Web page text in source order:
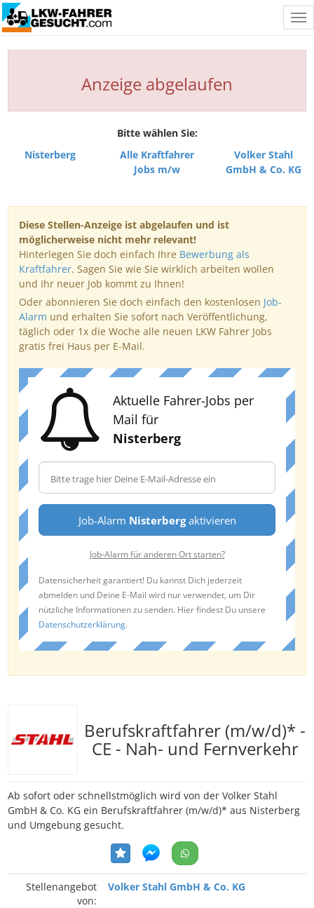
Anzeige abgelaufen
Bitte wählen Sie:
Nisterberg
Alle Kraftfahrer
Jobs m/w
Volker Stahl
GmbH & Co. KG
Diese Stellen-Anzeige ist abgelaufen und ist
möglicherweise nicht mehr relevant!
Hinterlegen Sie doch einfach Ihre Bewerbung als
Kraftfahrer. Sagen Sie wie Sie wirklich arbeiten wollen
und Ihr neuer Job kommt zu Ihnen!
Oder abonnieren Sie doch einfach den kostenlosen Job-
Alarm und erhalten Sie sofort nach Veröffentlichung,
täglich oder 1x die Woche alle neuen LKW Fahrer Jobs
gratis frei Haus per E-Mail.
Aktuelle Fahrer-Jobs per
Mail für
Nisterberg
Job-Alarm Nisterbergaktivieren
Job-Alarm für anderen Ort starten?
Datensicherheit garantiert! Du kannst Dich jederzeit
abmelden und Deine E-Mail wird nur verwendet, um Dir
nützliche Informationen zu senden. Hier findest Du unsere
Datenschutzerklärung.
Berufskraftfahrer (m/w/d)* -
CE - Nah- und Fernverkehr
Ab sofort oder schnellstmöglich wird von der Volker Stahl
GmbH & Co. KG ein Berufskraftfahrer (m/w/d)* aus Nisterberg
und Umgebung gesucht.
Stellenangebot
von:
Volker Stahl GmbH & Co. KG